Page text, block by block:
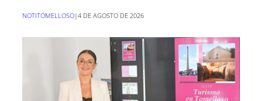
NOTITOMELLOSO|4 DE AGOSTO DE 2026